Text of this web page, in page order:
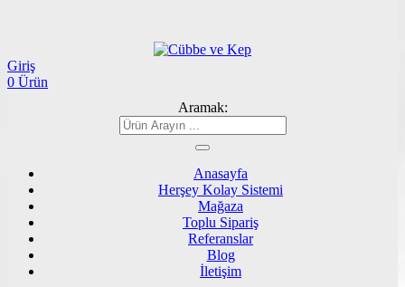
Giriş
0 Ürün
Aramak:
Anasayfa
Herşey Kolay Sistemi
Mağaza
Toplu Sipariş
Referanslar
Blog
İletişim